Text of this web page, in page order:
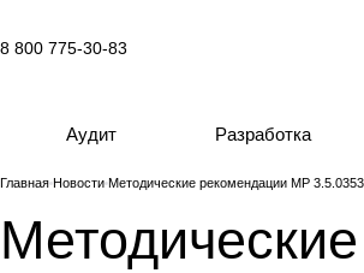
8 800 775-30-83
Аудит Разработка
Главная Новости Методические рекомендации МР